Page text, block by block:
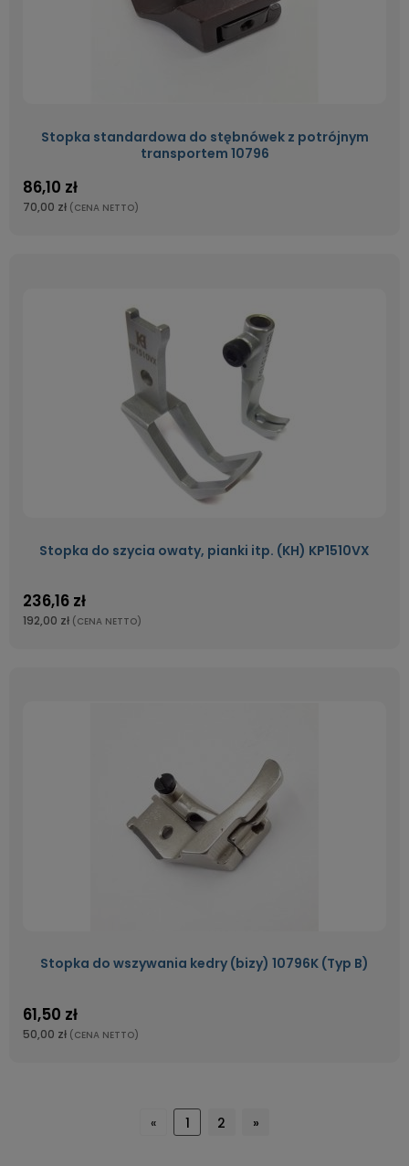
Stopka standardowa do stębnówek z potrójnym
transportem 10796
86,10 zł
70,00 zł (CENA NETTO)
Stopka do szycia owaty, pianki itp. (KH) KP1510VX
236,16 zł
192,00 zł (CENA NETTO)
Stopka do wszywania kedry (bizy) 10796K (Typ B)
61,50 zł
50,00 zł (CENA NETTO)
« 1 2 »